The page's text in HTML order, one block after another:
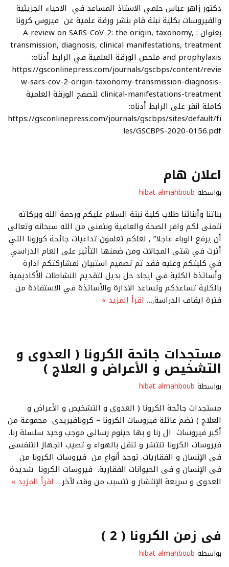
دكتور زاهر عباس حلمي الاستاذ المساعد في الاحياء الجزيئية
والفيروسات بكلية نبتة قام بنشر ورقة علمية عن فيروس كرونا
بعنوان : A review on SARS-CoV-2: the origin, taxonomy,
transmission, diagnosis, clinical manifestations, treatment
and prophylaxis ملخص الورقة العلمية في الرابط أدناه:
https://gsconlinepress.com/journals/gscbps/content/revie
w-sars-cov-2-origin-taxonomy-transmission-diagnosis-
clinical-manifestations-treatment لتصفح الورقة العلمية
كاملة انقر على الرابط أدناه:
https://gsconlinepress.com/journals/gscbps/sites/default/fi
les/GSCBPS-2020-0156.pdf
اعلان هام
بواسطة hibat almahboub
بناتنا وأبنائنا طلاب كلية نبتة السلام عليكم ورحمة الله وبركاته
نتمنى لكم وافر الصحة والعافية ونتمنى من الله سبحانه وتعالى
أن يرفع الوباء عاجلا” , لعلكم تعلمون تداعيات جائحة كورونا التي
أثرت في شتى المجالات ومن ضمنها التأثير على العام الدراسي
في كليتكم وعليه فقد تم تصميم استبيان لمشاركتكم ادارة
وأساتذة الكلية في ايجاد حل بديل لتقديم النشاطات الأكاديمية
بالكلية تساعدكم وتساعد الادارة والأساتذة في الاستفادة من
فترة ايقاف الدراسة,… اقرأ المزيد »
مستجدات جائحة الكرونا ( العدوى و
التشخيص و الأعراض و العلاج )
بواسطة hibat almahboub
مستجدات جائحة الكرونا ( العدوى و التشخيص و الأعراض و
العلاج ) تضم عائلة فيروسات الكرونا – كرونافيريدى مجموعة من
أكبر فيروسات ال رنا و بها جينوم رسالى موجب وحيد سلسلة رنا.
فيروسات الكرونا تنتشر و تنقل بالهواء و تصيب الجهاز التنفسى
فى الإنسان و الفقاريات. توجد أنواع من فيروسات الكرونا من
فى الإنسان و فى الحيوانات الفقارية. فيروسات الكرونا شديدة
العدوى و سريعة الإنتشار و تتسبب من وقت لآخر… اقرأ المزيد »
فى زمن الكرونا ( 2 )
بواسطة hibat almahboub